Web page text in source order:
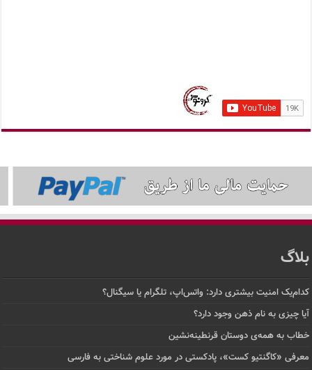
بلاگ
کدام‌یک امنیت بیشتری دارد: واتس‌اپ، تلگرام یا سیگنال؟
آیا چیزی به نام ذهن وجود دارد؟
خطاب به همه‌ی دوستان قرنطینه‌نشین
معرفی «کاگنتیو کست»، پادکستی در مورد علوم شناختی به فارسی